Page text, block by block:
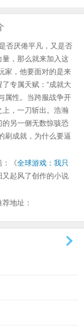
否厌倦平凡，又是否
，那么就来加入这
家，他要面对的是来
专属天赋：“成就大
属性。当跨服战争开
，一刀斩出。浩瀚
另一侧无数惊骇恐
刷成就，为什么要逼
：《全球游戏：我只
起风了创作的小说
地址：